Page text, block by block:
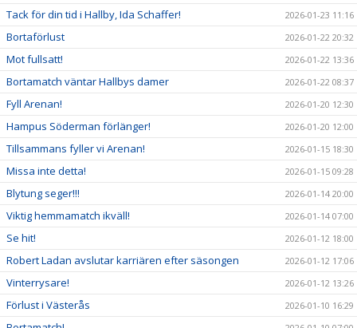
Tack för din tid i Hallby, Ida Schaffer! 2026-01-23 11:16
Bortaförlust 2026-01-22 20:32
Mot fullsatt! 2026-01-22 13:36
Bortamatch väntar Hallbys damer 2026-01-22 08:37
Fyll Arenan! 2026-01-20 12:30
Hampus Söderman förlänger! 2026-01-20 12:00
Tillsammans fyller vi Arenan! 2026-01-15 18:30
Missa inte detta! 2026-01-15 09:28
Blytung seger!!! 2026-01-14 20:00
Viktig hemmamatch ikväll! 2026-01-14 07:00
Se hit! 2026-01-12 18:00
Robert Ladan avslutar karriären efter säsongen 2026-01-12 17:06
Vinterrysare! 2026-01-12 13:26
Förlust i Västerås 2026-01-10 16:29